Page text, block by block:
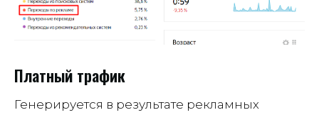
Платный трафик
Генерируется в результате рекламных